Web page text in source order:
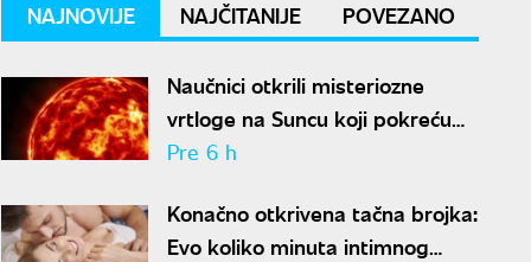
NAJNOVIJE NAJČITANIJE POVEZANO
Naučnici otkrili misteriozne
vrtloge na Suncu koji pokreću
solarne baklje
Pre 6 h
Konačno otkrivena tačna brojka:
Evo koliko minuta intimnog